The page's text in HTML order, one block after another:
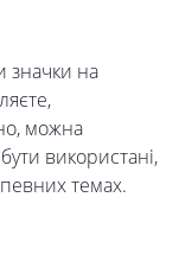
значки на
можна
використані,
темах.